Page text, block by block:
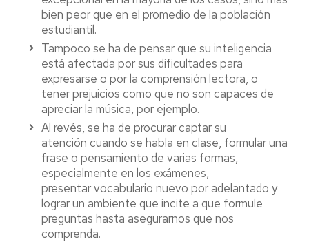
bien peor que en el promedio de la población
estudiantil.
Tampoco se ha de pensar que su inteligencia
está afectada por sus dificultades para
expresarse o por la comprensión lectora, o
tener prejuicios como que no son capaces de
apreciar la música, por ejemplo.
Al revés, se ha de procurar captar su
atención cuando se habla en clase, formular una
frase o pensamiento de varias formas,
especialmente en los exámenes,
presentar vocabulario nuevo por adelantado y
lograr un ambiente que incite a que formule
preguntas hasta asegurarnos que nos
comprenda.